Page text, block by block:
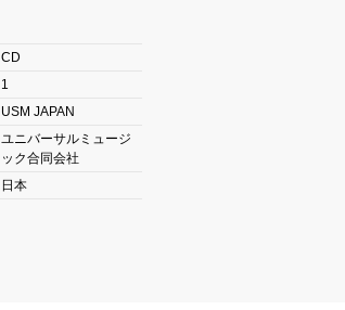
CD
1
USM JAPAN
ユニバーサルミュージ
ック合同会社
日本